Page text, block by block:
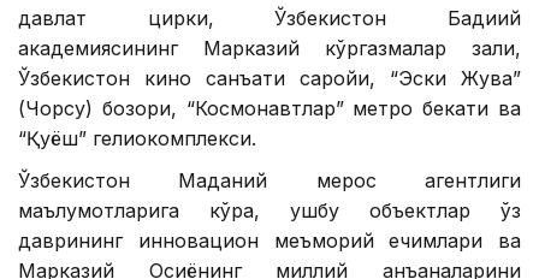
давлат цирки, Ўзбекистон Бадиий
академиясининг Марказий кўргазмалар зали,
Ўзбекистон кино санъати саройи, “Эски Жува”
(Чорсу) бозори, “Космонавтлар” метро бекати ва
“Қуёш” гелиокомплекси.
Ўзбекистон Маданий мерос агентлиги
маълумотларига кўра, ушбу объектлар ўз
даврининг инновацион меъморий ечимлари ва
Марказий Осиёнинг миллий анъаналарини